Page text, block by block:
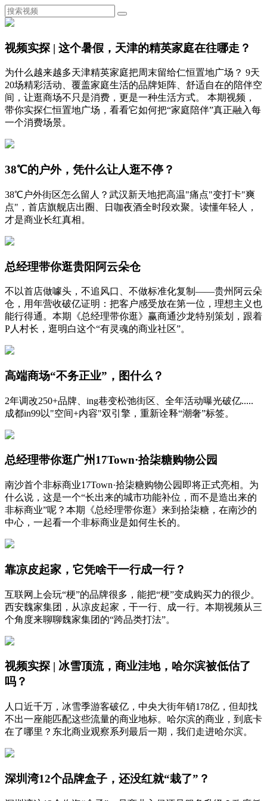
视频实探 | 这个暑假，天津的精英家庭在往哪走？
为什么越来越多天津精英家庭把周末留给仁恒置地广场？ 9天
20场精彩活动、覆盖家庭生活的品牌矩阵、舒适自在的陪伴空
间，让逛商场不只是消费，更是一种生活方式。 本期视频，
带你实探仁恒置地广场，看看它如何把“家庭陪伴”真正融入每
一个消费场景。
38℃的户外，凭什么让人逛不停？
38℃户外街区怎么留人？武汉新天地把高温"痛点"变打卡"爽
点"，首店旗舰店出圈、日咖夜酒全时段欢聚。读懂年轻人，
才是商业长红真相。
总经理带你逛贵阳阿云朵仓
不以首店做噱头，不追风口、不做标准化复制——贵州阿云朵
仓，用年营收破亿证明：把客户感受放在第一位，理想主义也
能行得通。本期《总经理带你逛》赢商通沙龙特别策划，跟着
P人村长，逛明白这个“有灵魂的商业社区”。
高端商场“不务正业”，图什么？
2年调改250+品牌、ing巷变松弛街区、全年活动曝光破亿.....
成都in99以"空间+内容"双引擎，重新诠释“潮奢”标签。
总经理带你逛广州17Town·拾柒糖购物公园
南沙首个非标商业17Town·拾柒糖购物公园即将正式亮相。为
什么说，这是一个“长出来的城市功能补位，而不是造出来的
非标商业”呢？本期《总经理带你逛》来到拾柒糖，在南沙的
中心，一起看一个非标商业是如何生长的。
靠凉皮起家，它凭啥干一行成一行？
互联网上会玩“梗”的品牌很多，能把“梗”变成购买力的很少。
西安魏家集团，从凉皮起家，干一行、成一行。本期视频从三
个角度来聊聊魏家集团的“跨品类打法”。
视频实探 | 冰雪顶流，商业洼地，哈尔滨被低估了
吗？
人口近千万，冰雪季游客破亿，中央大街年销178亿，但却找
不出一座能匹配这些流量的商业地标。哈尔滨的商业，到底卡
在了哪里？东北商业观察系列最后一期，我们走进哈尔滨。
深圳湾12个品牌盒子，还没红就“栽了”？